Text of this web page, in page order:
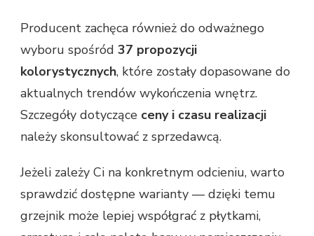
Producent zachęca również do odważnego
wyboru spośród 37 propozycji
kolorystycznych, które zostały dopasowane do
aktualnych trendów wykończenia wnętrz.
Szczegóły dotyczące ceny i czasu realizacji
należy skonsultować z sprzedawcą.
Jeżeli zależy Ci na konkretnym odcieniu, warto
sprawdzić dostępne warianty — dzięki temu
grzejnik może lepiej współgrać z płytkami,